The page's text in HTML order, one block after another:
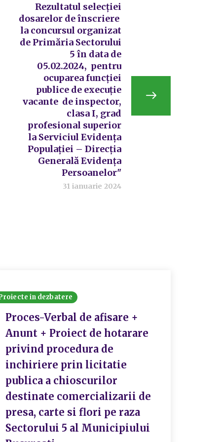
Rezultatul selecției
dosarelor de înscriere
la concursul organizat
de Primăria Sectorului
5 în data de
05.02.2024, pentru
ocuparea funcției
publice de execuție
vacante de inspector,
clasa I, grad
profesional superior
la Serviciul Evidența
Populației – Direcția
Generală Evidența
Persoanelor"
31 ianuarie 2024
in dezbatere
Proces-Verbal de afisare +
Anunt + Proiect de hotarare
privind procedura de
inchiriere prin licitatie
publica a chioscurilor
destinate comercializarii de
presa, carte si flori pe raza
Sectorului 5 al Municipiului